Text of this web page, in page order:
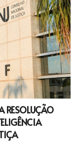
RESOLUÇÃO